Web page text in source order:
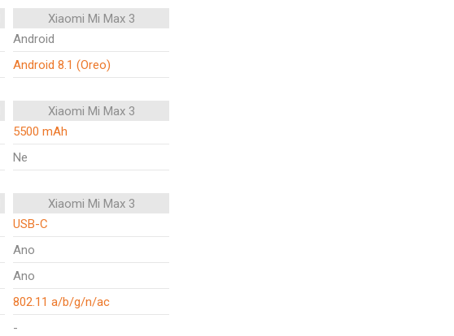
Xiaomi Mi Max 3
Android
Android 8.1 (Oreo)
Xiaomi Mi Max 3
5500 mAh
Ne
Xiaomi Mi Max 3
USB-C
Ano
Ano
802.11 a/b/g/n/ac
-